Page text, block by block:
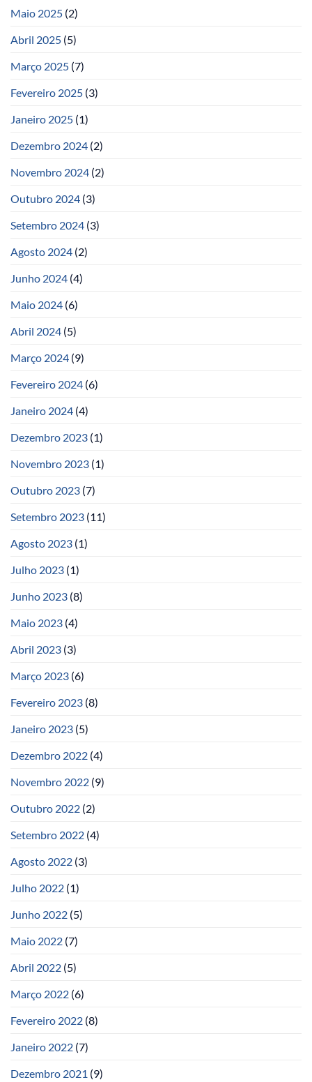
Maio 2025 (2)
Abril 2025 (5)
Março 2025 (7)
Fevereiro 2025 (3)
Janeiro 2025 (1)
Dezembro 2024 (2)
Novembro 2024 (2)
Outubro 2024 (3)
Setembro 2024 (3)
Agosto 2024 (2)
Junho 2024 (4)
Maio 2024 (6)
Abril 2024 (5)
Março 2024 (9)
Fevereiro 2024 (6)
Janeiro 2024 (4)
Dezembro 2023 (1)
Novembro 2023 (1)
Outubro 2023 (7)
Setembro 2023 (11)
Agosto 2023 (1)
Julho 2023 (1)
Junho 2023 (8)
Maio 2023 (4)
Abril 2023 (3)
Março 2023 (6)
Fevereiro 2023 (8)
Janeiro 2023 (5)
Dezembro 2022 (4)
Novembro 2022 (9)
Outubro 2022 (2)
Setembro 2022 (4)
Agosto 2022 (3)
Julho 2022 (1)
Junho 2022 (5)
Maio 2022 (7)
Abril 2022 (5)
Março 2022 (6)
Fevereiro 2022 (8)
Janeiro 2022 (7)
Dezembro 2021 (9)